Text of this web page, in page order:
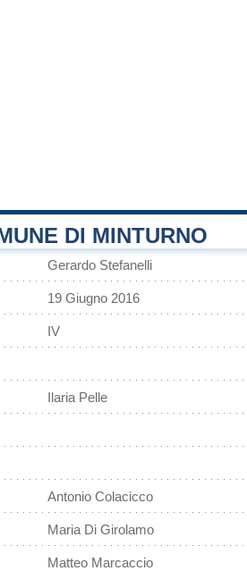
DI MINTURNO
Gerardo Stefanelli
19 Giugno 2016
IV
Ilaria Pelle
Antonio Colacicco
Maria Di Girolamo
Matteo Marcaccio